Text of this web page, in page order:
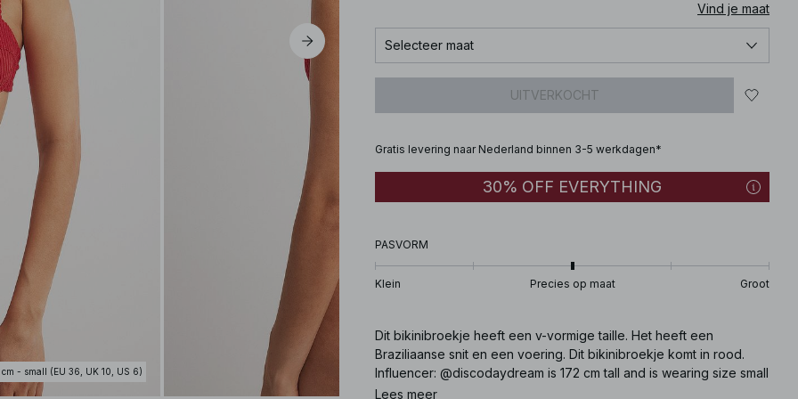
cm - small (EU 36, UK 10, US 6)
Vind je maat
Selecteer maat
UITVERKOCHT
Gratis levering naar Nederland binnen 3-5 werkdagen*
30% OFF EVERYTHING
PASVORM
Klein Precies op maat Groot
Dit bikinibroekje heeft een v-vormige taille. Het heeft een
Braziliaanse snit en een voering. Dit bikinibroekje komt in rood.
Influencer: @discodaydream is 172 cm tall and is wearing size small
(EU 36, UK 10, US 6).
Lees meer